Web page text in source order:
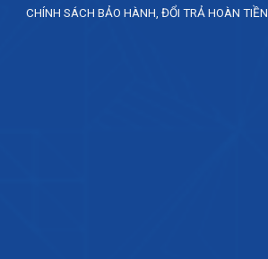
CHÍNH SÁCH BẢO HÀNH, ĐỔI TRẢ HOÀN TIỀN